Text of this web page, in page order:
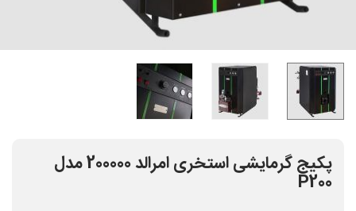
پکیج گرمایشی استخری امرالد 200000 مدل
P200